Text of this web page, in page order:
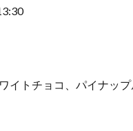
イトチョコ、パイナッ